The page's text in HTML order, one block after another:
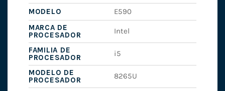
MODELO
E590
MARCA DE
PROCESADOR
Intel
FAMILIA DE
PROCESADOR
i5
MODELO DE
PROCESADOR
8265U